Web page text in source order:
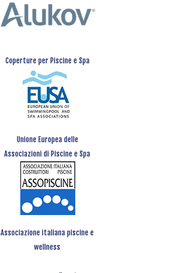
Coperture per Piscine e Spa
Unione Europea delle
Associazioni di Piscine e Spa
Associazione italiana piscine e
wellness